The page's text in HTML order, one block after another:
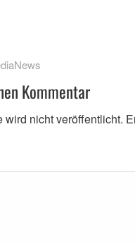
Kommentar
wird nicht veröffentlicht.